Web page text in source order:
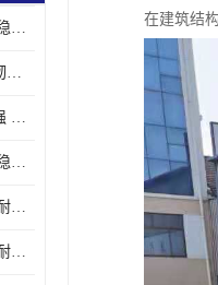
q345c型钢 镀层均匀一致 稳重支撑承载力大
c型钢多少钱一米 硬度高韧性强 光洁无毛刺
c型钢成型机 硬度高韧性强 防腐耐蚀性能好
q345c型钢 承重强耐腐蚀 稳重支撑承载力大
镀锌c型钢 承重强耐腐蚀 耐腐蚀 耐高温
天津c型钢 受力稳定稳固 耐腐蚀 耐高温
在建筑结